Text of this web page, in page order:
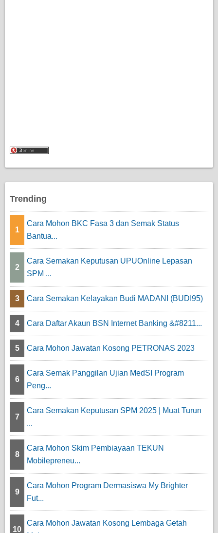
Trending
1
Cara Mohon BKC Fasa 3 dan Semak Status
Bantua...
2
Cara Semakan Keputusan UPUOnline Lepasan
SPM ...
3 Cara Semakan Kelayakan Budi MADANI (BUDI95)
4 Cara Daftar Akaun BSN Internet Banking &#8211...
5 Cara Mohon Jawatan Kosong PETRONAS 2023
6
Cara Semak Panggilan Ujian MedSI Program
Peng...
7
Cara Semakan Keputusan SPM 2025 | Muat Turun
...
8
Cara Mohon Skim Pembiayaan TEKUN
Mobilepreneu...
9
Cara Mohon Program Dermasiswa My Brighter
Fut...
10
Cara Mohon Jawatan Kosong Lembaga Getah